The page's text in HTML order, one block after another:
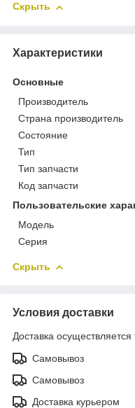
Скрыть
Характеристики
Основные
Производитель
Страна производитель
Состояние
Тип
Тип запчасти
Код запчасти
Пользовательские
Модель
Серия
Скрыть
Условия доставки
Доставка
Самовывоз
Самовывоз
Доставка курьером